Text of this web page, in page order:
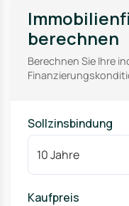
berechnen
Berechnen Sie Ihre
Sollzinsbindung
Kaufpreis